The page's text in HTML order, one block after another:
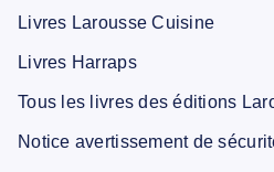
Livres Larousse Cuisine
Livres Harraps
Tous les livres des éditions
Notice avertissement de